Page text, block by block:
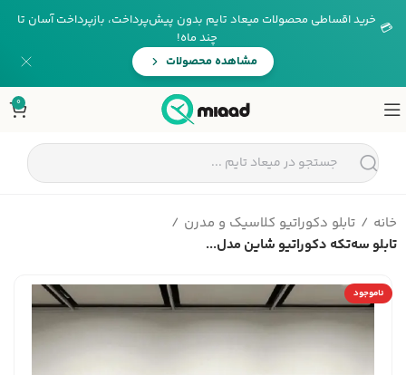
💳 خرید اقساطی محصولات میعاد تایم بدون پیش‌پرداخت، بازپرداخت آسان تا
چند ماه!
مشاهده محصولات
0
خانه
تابلو دکوراتیو کلاسیک و مدرن
تابلو سه‌تکه دکوراتیو شاین مدل...
ناموجود